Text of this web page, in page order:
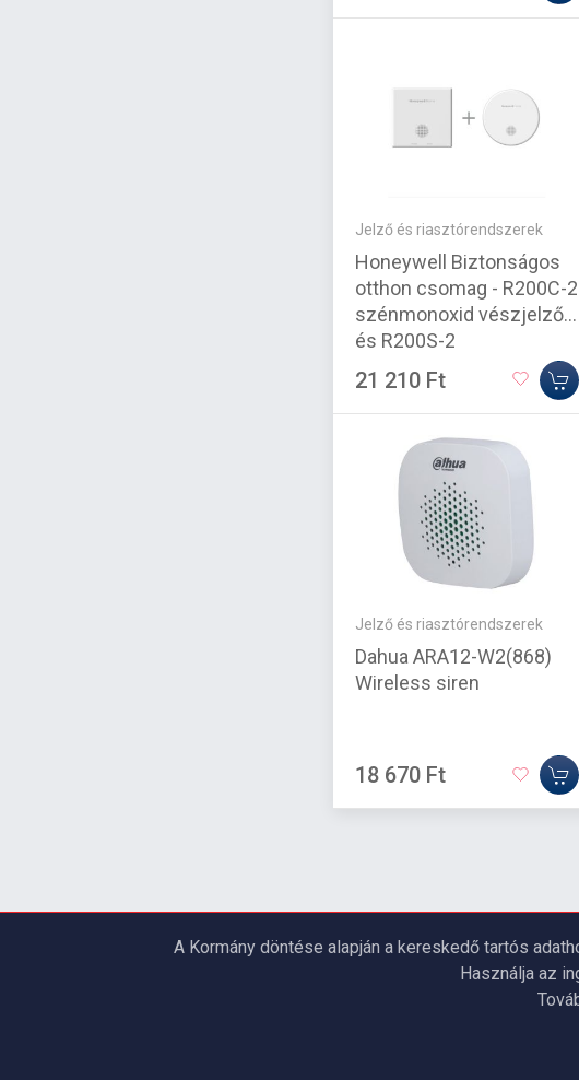
Jelző és riasztórendszerek
Honeywell Biztonságos
otthon csomag - R200C-2
szénmonoxid vészjelző
és R200S-2
füstérzékelős tűzjelző
21 210 Ft
Jelző és riasztórendszerek
Dahua ARA12-W2(868)
Wireless siren
18 670 Ft
A Kormány döntése alapján a kereskedő tartós
Használja az